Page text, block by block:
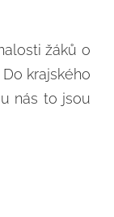
žáků o
krajského
nás to jsou